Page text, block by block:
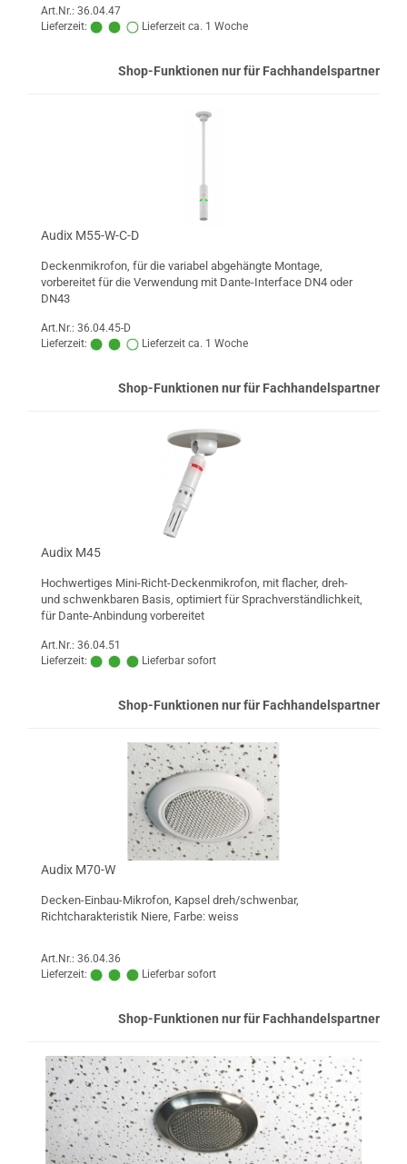
Art.Nr.: 36.04.47
Lieferzeit:
Lieferzeit ca. 1 Woche
Shop-Funktionen nur für Fachhandelspartner
Audix M55-W-C-D
Deckenmikrofon, für die variabel abgehängte Montage,
vorbereitet für die Verwendung mit Dante-Interface DN4 oder
DN43
Art.Nr.: 36.04.45-D
Lieferzeit:
Lieferzeit ca. 1 Woche
Shop-Funktionen nur für Fachhandelspartner
Audix M45
Hochwertiges Mini-Richt-Deckenmikrofon, mit flacher, dreh-
und schwenkbaren Basis, optimiert für Sprachverständlichkeit,
für Dante-Anbindung vorbereitet
Art.Nr.: 36.04.51
Lieferzeit:
Lieferbar sofort
Shop-Funktionen nur für Fachhandelspartner
Audix M70-W
Decken-Einbau-Mikrofon, Kapsel dreh/schwenbar,
Richtcharakteristik Niere, Farbe: weiss
Art.Nr.: 36.04.36
Lieferzeit:
Lieferbar sofort
Shop-Funktionen nur für Fachhandelspartner